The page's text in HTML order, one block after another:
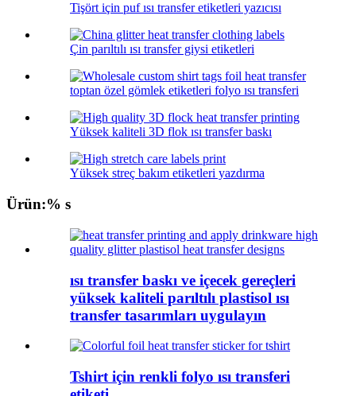
Tişört için puf ısı transfer etiketleri yazıcısı
Çin parıltılı ısı transfer giysi etiketleri
toptan özel gömlek etiketleri folyo ısı transferi
Yüksek kaliteli 3D flok ısı transfer baskı
Yüksek streç bakım etiketleri yazdırma
Ürün:% s
ısı transfer baskı ve içecek gereçleri
yüksek kaliteli parıltılı plastisol ısı
transfer tasarımları uygulayın
Tshirt için renkli folyo ısı transferi